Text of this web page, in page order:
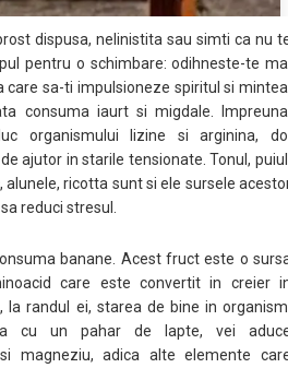
dispusa, nelinistita sau simti ca nu
pentru o schimbare: odihneste-te
care sa-ti impulsioneze spiritul si
consuma iaurt si migdale.
organismului lizine si arginina,
ajutor in starile tensionate. Tonul,
alunele, ricotta sunt si ele sursele
reduci stresul.
banane. Acest fruct este o
care este convertit in creier
la randul ei, starea de bine in
cu un pahar de lapte, vei
magneziu, adica alte elemente